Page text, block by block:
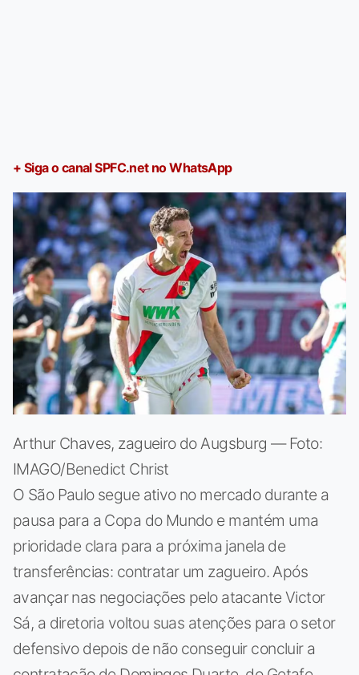
+ Siga o canal SPFC.net no WhatsApp
Arthur Chaves, zagueiro do Augsburg — Foto:
IMAGO/Benedict Christ
O São Paulo segue ativo no mercado durante a
pausa para a Copa do Mundo e mantém uma
prioridade clara para a próxima janela de
transferências: contratar um zagueiro. Após
avançar nas negociações pelo atacante Victor
Sá, a diretoria voltou suas atenções para o setor
defensivo depois de não conseguir concluir a